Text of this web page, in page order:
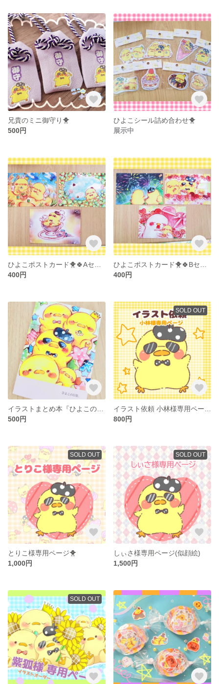
兄貴のミニ御守り🐥
500円
ひよこシール詰め合わせ🐥
展示中
400円
400円
500円
SOLD OUT
800円
SOLD OUT
とりこ様専用ページ🐥
1,000円
SOLD OUT
しぃさ様専用ページ(似顔絵)
1,500円
SOLD OUT